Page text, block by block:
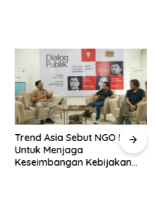
Trend Asia Sebut NGO Hadir
Untuk Menjaga
Keseimbangan Kebijakan